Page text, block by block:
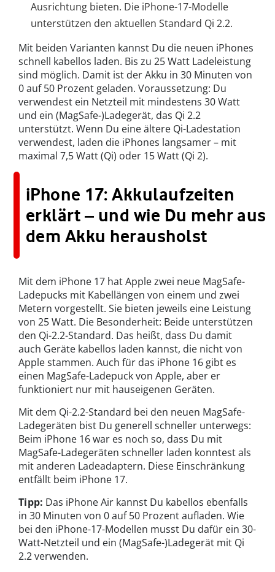
Ausrichtung bieten. Die iPhone-17-Modelle
unterstützen den aktuellen Standard Qi 2.2.
Mit beiden Varianten kannst Du die neuen iPhones
schnell kabellos laden. Bis zu 25 Watt Ladeleistung
sind möglich. Damit ist der Akku in 30 Minuten von
0 auf 50 Prozent geladen. Voraussetzung: Du
verwendest ein Netzteil mit mindestens 30 Watt
und ein (MagSafe-)Ladegerät, das Qi 2.2
unterstützt. Wenn Du eine ältere Qi-Ladestation
verwendest, laden die iPhones langsamer – mit
maximal 7,5 Watt (Qi) oder 15 Watt (Qi 2).
iPhone 17: Akkulaufzeiten
erklärt – und wie Du mehr aus
dem Akku herausholst
Mit dem iPhone 17 hat Apple zwei neue MagSafe-
Ladepucks mit Kabellängen von einem und zwei
Metern vorgestellt. Sie bieten jeweils eine Leistung
von 25 Watt. Die Besonderheit: Beide unterstützen
den Qi-2.2-Standard. Das heißt, dass Du damit
auch Geräte kabellos laden kannst, die nicht von
Apple stammen. Auch für das iPhone 16 gibt es
einen MagSafe-Ladepuck von Apple, aber er
funktioniert nur mit hauseigenen Geräten.
Mit dem Qi-2.2-Standard bei den neuen MagSafe-
Ladegeräten bist Du generell schneller unterwegs:
Beim iPhone 16 war es noch so, dass Du mit
MagSafe-Ladegeräten schneller laden konntest als
mit anderen Ladeadaptern. Diese Einschränkung
entfällt beim iPhone 17.
Tipp: Das iPhone Air kannst Du kabellos ebenfalls
in 30 Minuten von 0 auf 50 Prozent aufladen. Wie
bei den iPhone-17-Modellen musst Du dafür ein 30-
Watt-Netzteil und ein (MagSafe-)Ladegerät mit Qi
2.2 verwenden.